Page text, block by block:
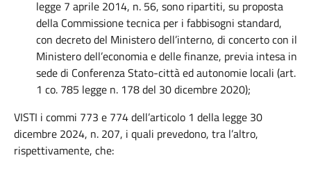
legge 7 aprile 2014, n. 56, sono ripartiti, su proposta
della Commissione tecnica per i fabbisogni standard,
con decretodel Ministero dell’interno, di concerto con il
Ministero dell’economia e delle finanze, previa intesa in
sede di Conferenza Stato-città ed autonomie locali (art.
1 co. 785 legge n. 178 del 30 dicembre 2020);
VISTI i commi 773 e 774 dell’articolo 1 della legge 30
dicembre 2024, n. 207, i quali prevedono, tra l’altro,
rispettivamente, che: